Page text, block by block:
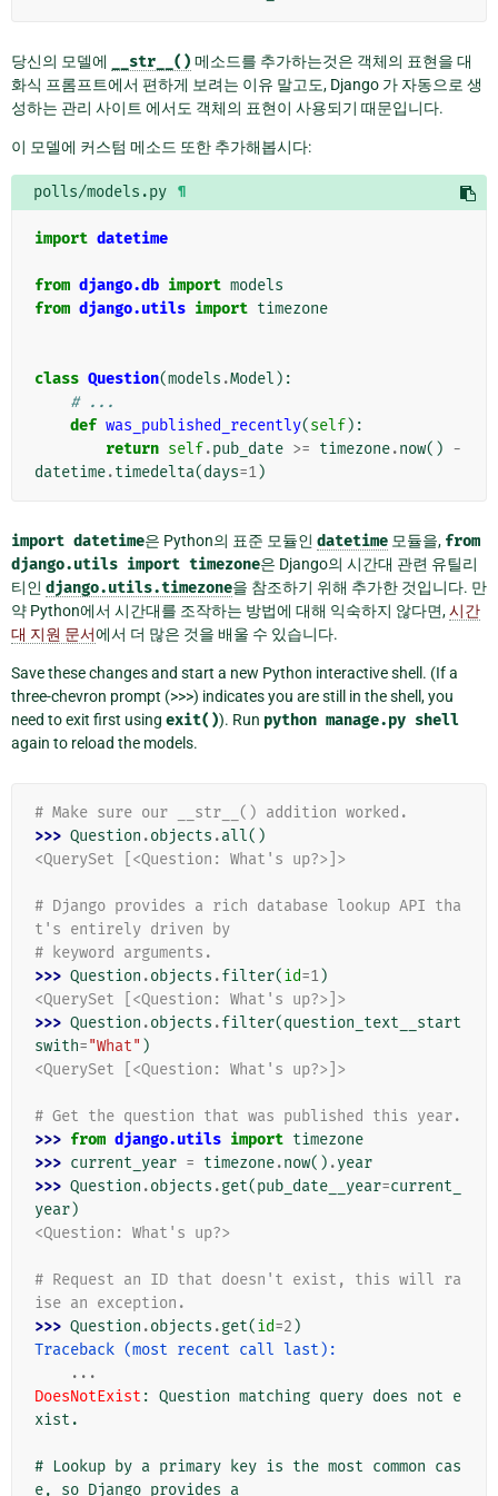
당신의 모델에 __str__() 메소드를 추가하는것은 객체의 표현을 대
화식 프롬프트에서 편하게 보려는 이유 말고도, Django 가 자동으로 생
성하는 관리 사이트 에서도 객체의 표현이 사용되기 때문입니다.
이 모델에 커스텀 메소드 또한 추가해봅시다:
polls/models.py ¶
import datetime
from django.db import models
from django.utils import timezone
class Question(models .Model ):
# ...
def was_published_recently(self):
return self.pub_date >= timezone.now() -
datetime.timedelta(days=1)
import datetime은 Python의 표준 모듈인 datetime 모듈을, from
django.utils import timezone은 Django의 시간대 관련 유틸리
티인 django.utils.timezone을 참조하기 위해 추가한 것입니다. 만
약 Python에서 시간대를 조작하는 방법에 대해 익숙하지 않다면,시간
대 지원 문서에서 더 많은 것을 배울 수 있습니다.
Save these changes and start a new Python interactive shell. (If a
three-chevron prompt (>>>) indicates you are still in the shell, you
need to exit first using exit()). Run python manage.py shell
again to reload the models.
# Make sure our __str__() addition worked.
>>> Question .objects .all()
<QuerySet [<Question: What's up?>]>
# Django provides a rich database lookup API tha
t's entirely driven by
# keyword arguments.
>>> Question .objects .filter(id=1)
<QuerySet [<Question: What's up?>]>
>>> Question .objects .filter(question_text__start
swith="What" )
<QuerySet [<Question: What's up?>]>
# Get the question that was published this year.
>>> from django.utils import timezone
>>> current_year = timezone.now() .year
>>> Question .objects .get(pub_date__year=current_
year)
<Question: What's up?>
# Request an ID that doesn't exist, this will ra
ise an exception.
>>> Question .objects .get(id=2 )
Traceback (most recent call last):
...
DoesNotExist : Question matching query does not e
xist.
# Lookup by a primary key is the most common cas
e, so Django provides a